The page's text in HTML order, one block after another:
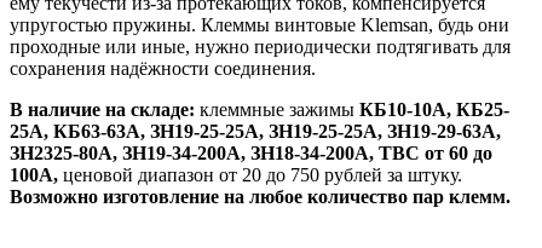
упругостью пружины. Клеммы винтовые Klemsan, будь они
проходные или иные, нужно периодически подтягивать для
сохранения надёжности соединения.
В наличие на складе: клеммные зажимы КБ10-10А, КБ25-
25А, КБ63-63А, ЗН19-25-25А, ЗН19-25-25А, ЗН19-29-63А,
ЗН2325-80А, ЗН19-34-200А, ЗН18-34-200А, ТВС от 60 до
100А, ценовой диапазон от 20 до 750 рублей за штуку.
Возможно изготовление на любое количество пар клемм.